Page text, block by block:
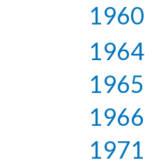
1960
1964
1965
1966
1971